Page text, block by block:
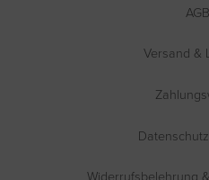
Versand &